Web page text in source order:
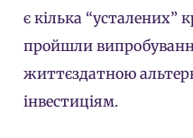
є кілька “усталених”
пройшли
життєздатною
інвестиціям.